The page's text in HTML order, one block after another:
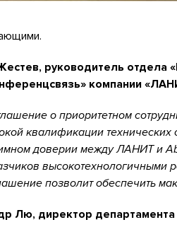
руководитель отдела
компании
о приоритетном
квалификации технических
доверии между ЛАНИТ и
позволит обеспечить
Лю, директор